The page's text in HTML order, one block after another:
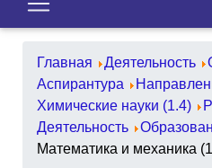
Главная Деятельность
Аспирантура
Химические науки (1.4)
Деятельность
Математика и механика